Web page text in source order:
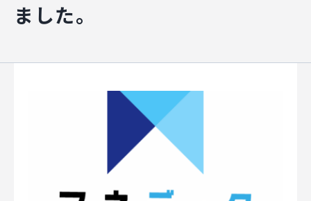
すべらないキャリアエージェント
ました。